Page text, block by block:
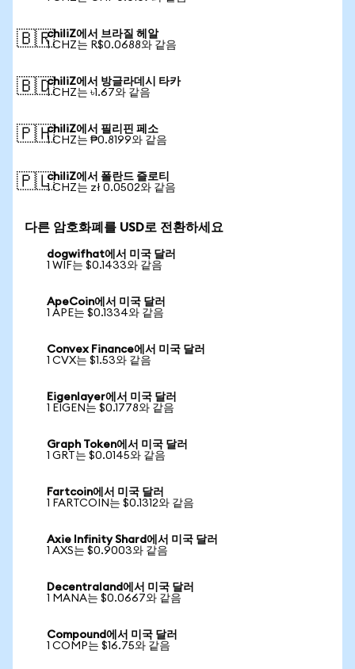
🇧🇷chiliZ에서 브라질 헤알
1 CHZ는 R$0.0688와 같음
🇧🇩chiliZ에서 방글라데시 타카
1 CHZ는 ৳1.67와 같음
🇵🇭chiliZ에서 필리핀 페소
1 CHZ는 ₱0.8199와 같음
🇵🇱chiliZ에서 폴란드 즐로티
1 CHZ는 zł 0.0502와 같음
다른 암호화폐를 USD로 전환하세요
dogwifhat에서 미국 달러
1 WIF는 $0.1433와 같음
ApeCoin에서 미국 달러
1 APE는 $0.1334와 같음
Convex Finance에서 미국 달러
1 CVX는 $1.53와 같음
Eigenlayer에서 미국 달러
1 EIGEN는 $0.1778와 같음
Graph Token에서 미국 달러
1 GRT는 $0.0145와 같음
Fartcoin에서 미국 달러
1 FARTCOIN는 $0.1312와 같음
Axie Infinity Shard에서 미국 달러
1 AXS는 $0.9003와 같음
Decentraland에서 미국 달러
1 MANA는 $0.0667와 같음
Compound에서 미국 달러
1 COMP는 $16.75와 같음